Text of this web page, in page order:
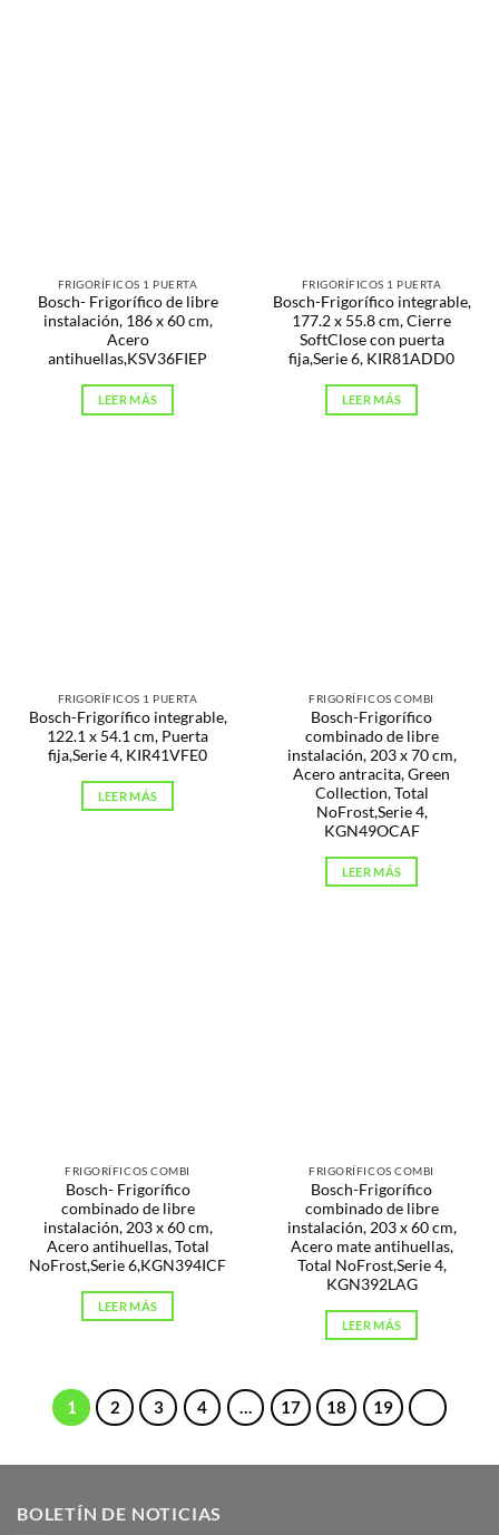
FRIGORÍFICOS 1 PUERTA
Bosch- Frigorífico de libre
instalación, 186 x 60 cm,
Acero
antihuellas,KSV36FIEP
LEER MÁS
FRIGORÍFICOS 1 PUERTA
Bosch-Frigorífico integrable,
177.2 x 55.8 cm, Cierre
SoftClose con puerta
fija,Serie 6, KIR81ADD0
LEER MÁS
FRIGORÍFICOS 1 PUERTA
Bosch-Frigorífico integrable,
122.1 x 54.1 cm, Puerta
fija,Serie 4, KIR41VFE0
LEER MÁS
FRIGORÍFICOS COMBI
Bosch-Frigorífico
combinado de libre
instalación, 203 x 70 cm,
Acero antracita, Green
Collection, Total
NoFrost,Serie 4,
KGN49OCAF
LEER MÁS
FRIGORÍFICOS COMBI
Bosch- Frigorífico
combinado de libre
instalación, 203 x 60 cm,
Acero antihuellas, Total
NoFrost,Serie 6,KGN394ICF
LEER MÁS
FRIGORÍFICOS COMBI
Bosch-Frigorífico
combinado de libre
instalación, 203 x 60 cm,
Acero mate antihuellas,
Total NoFrost,Serie 4,
KGN392LAG
LEER MÁS
1 2 3 4 … 17 18 19
BOLETÍN DE NOTICIAS